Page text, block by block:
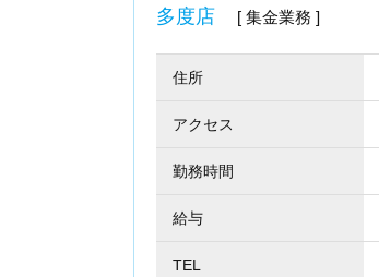
多度店 集金業務
住所
アクセス
勤務時間
給与
TEL